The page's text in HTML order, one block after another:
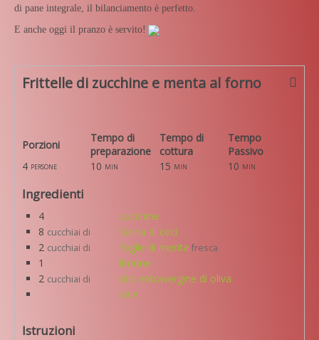
di pane integrale, il bilanciamento è perfetto.
E anche oggi il pranzo è servito!
Frittelle di zucchine e menta al forno
Porzioni
Tempo di
preparazione
4 persone 10 min
Tempo di
cottura
Tempo
Passivo
15 min 10 min
Ingredienti
4
zucchine
8 cucchiai di
farina di ceci
2 cucchiai di foglie di menta fresca
1
limone
2 cucchiai di
olio extravergine di oliva
sale
Istruzioni